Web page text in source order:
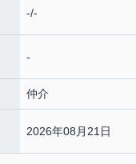
-/-
-
仲介
2026年08月21日